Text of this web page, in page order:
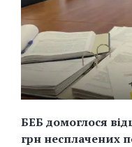
БЕБ домоглося
грн несплачених